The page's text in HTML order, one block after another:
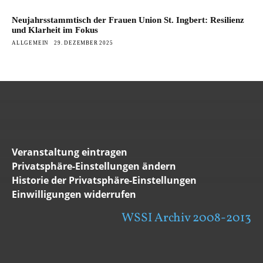
Neujahrsstammtisch der Frauen Union St. Ingbert: Resilienz
und Klarheit im Fokus
ALLGEMEIN 29. DEZEMBER 2025
Veranstaltung eintragen
Privatsphäre-Einstellungen ändern
Historie der Privatsphäre-Einstellungen
Einwilligungen widerrufen
WSSI Archiv 2008-2013